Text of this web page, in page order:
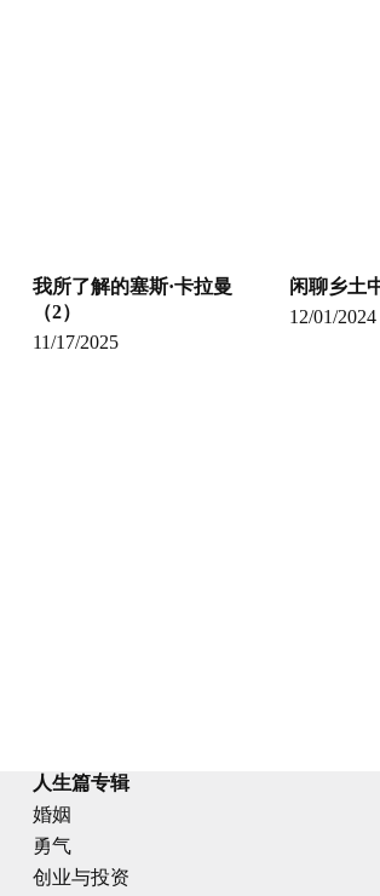
我所了解的塞斯·卡拉曼
（2）
11/17/2025
闲聊乡土
12/01/2024
人生篇专辑
婚姻
勇气
创业与投资